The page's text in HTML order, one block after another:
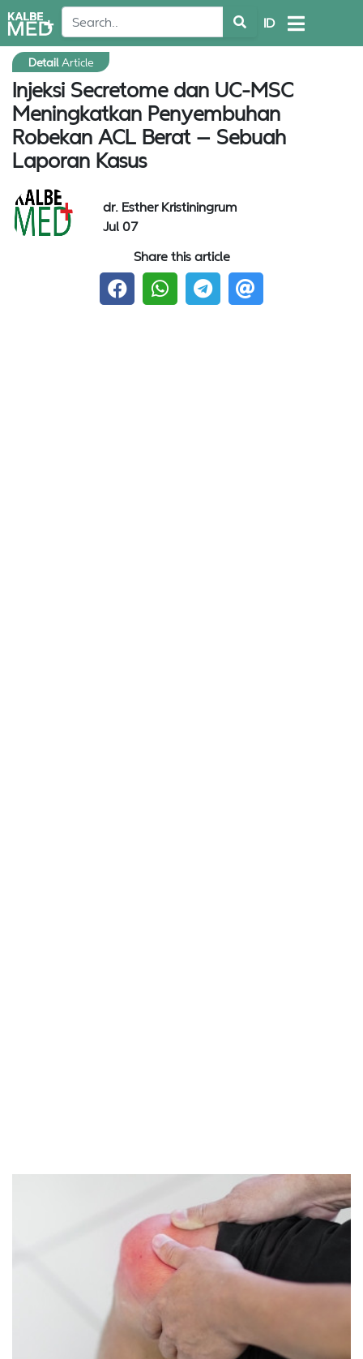
ID
DetailArticle
Injeksi Secretome dan UC-MSC
Meningkatkan Penyembuhan
Robekan ACL Berat – Sebuah
Laporan Kasus
dr. Esther Kristiningrum
Jul 07
Share this article